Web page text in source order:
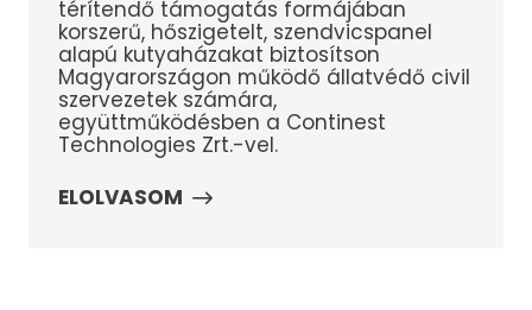
térítendő támogatás formájában
korszerű, hőszigetelt, szendvicspanel
alapú kutyaházakat biztosítson
Magyarországon működő állatvédő civil
szervezetek számára,
együttműködésben a Continest
Technologies Zrt.-vel.
ELOLVASOM